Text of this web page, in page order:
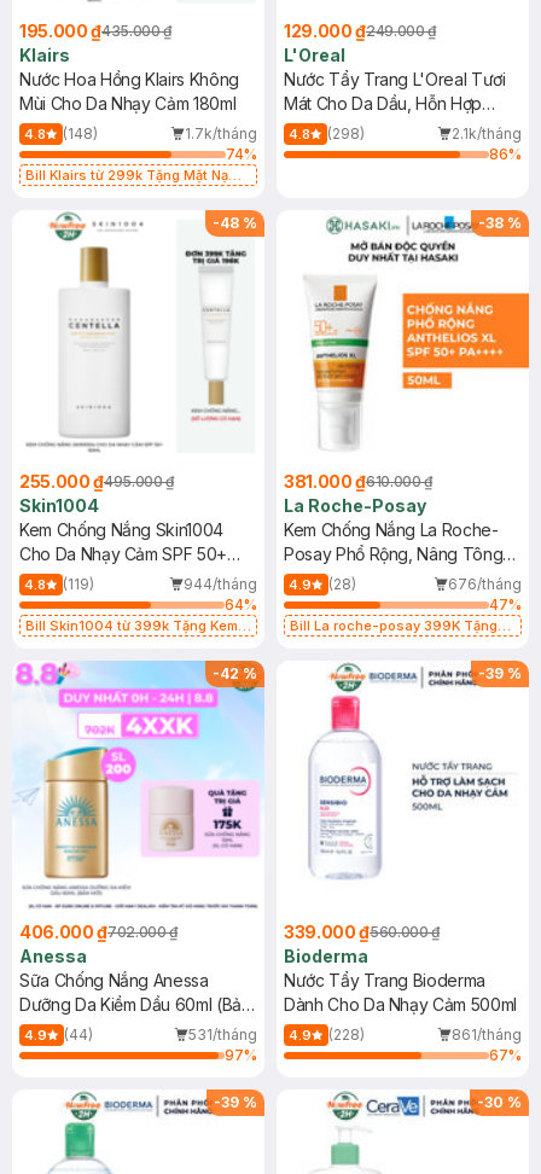
195.000 ₫435.000 ₫
Klairs
Nước Hoa Hồng Klairs Không
Mùi Cho Da Nhạy Cảm 180ml
4.8 (148)
1.7k/tháng
74%
Bill Klairs từ 299k Tặng Mặt Nạ
25ml (SL Có Hạn)
129.000 ₫249.000 ₫
L'Oreal
Nước Tẩy Trang L'Oreal Tươi
Mát Cho Da Dầu, Hỗn Hợp
400ml
4.8 (298)
2.1k/tháng
86%
-48 %
255.000 ₫495.000 ₫
Skin1004
Kem Chống Nắng Skin1004
Cho Da Nhạy Cảm SPF 50+
50ml
4.8 (119)
944/tháng
64%
Bill Skin1004 từ 399k Tặng Kem
SPF 50+ 20ml (SL Có Hạn)
-38 %
381.000 ₫610.000 ₫
La Roche-Posay
Kem Chống Nắng La Roche-
Posay Phổ Rộng, Nâng Tông
Kiềm Dầu 50ml
4.9 (28)
676/tháng
47%
Bill La roche-posay 399K Tặng
(SL có hạn)
-42%
406.000 ₫702.000 ₫
Anessa
Sữa Chống Nắng Anessa
Dưỡng Da Kiềm Dầu 60ml (Bản
Mới)
4.9 (44)
531/tháng
97%
-39 %
339.000 ₫560.000 ₫
Bioderma
Nước Tẩy Trang Bioderma
Dành Cho Da Nhạy Cảm 500ml
4.9 (228)
861/tháng
67%
-39 % -30 %